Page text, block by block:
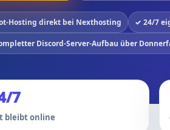
Hosting direkt bei Nexthosting ✓ 24/7
Discord-Server-Aufbau über
7
bleibt online